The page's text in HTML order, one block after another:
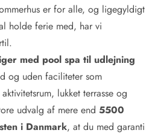
er for alle, og ligegyldigt
holde ferie med, har vi
med pool spa til udlejning
og uden faciliteter som
lukket terrasse og
udvalg af mere end 5500
i Danmark, at du med garanti